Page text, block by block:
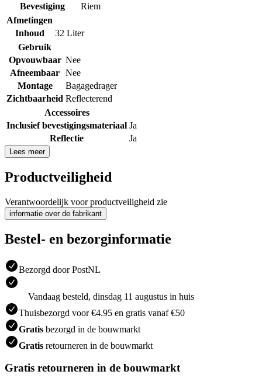
Bevestiging
Riem
Afmetingen
Inhoud
32 Liter
Gebruik
Opvouwbaar Nee
Afneembaar Nee
Montage
Bagagedrager
Zichtbaarheid Reflecterend
Accessoires
Inclusief bevestigingsmateriaal Ja
Reflectie
Ja
Lees meer
Productveiligheid
Verantwoordelijk voor productveiligheid zie
informatie over de fabrikant
Bestel- en bezorginformatie
Bezorgd door PostNL
Vandaag besteld, dinsdag 11 augustus in huis
Thuisbezorgd voor €4.95 en gratis vanaf €50
Gratis bezorgd in de bouwmarkt
Gratis retourneren in de bouwmarkt
Gratis retourneren in de bouwmarkt